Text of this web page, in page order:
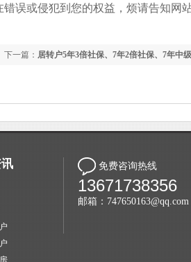
误或侵犯到您的权益，烦请告知网
下一篇： 居转户5年3倍社保、7年2倍社保、7年中
免费咨询热线
13671738356
邮箱：747650163@qq.com